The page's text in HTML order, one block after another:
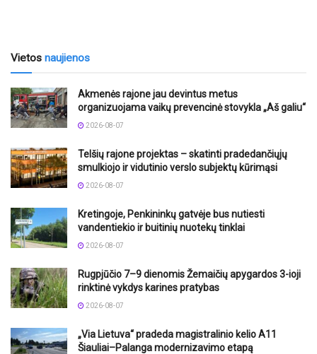
Vietos naujienos
Akmenės rajone jau devintus metus
organizuojama vaikų prevencinė stovykla „Aš galiu“
2026-08-07
Telšių rajone projektas – skatinti pradedančiųjų
smulkiojo ir vidutinio verslo subjektų kūrimąsi
2026-08-07
Kretingoje, Penkininkų gatvėje bus nutiesti
vandentiekio ir buitinių nuotekų tinklai
2026-08-07
Rugpjūčio 7–9 dienomis Žemaičių apygardos 3-ioji
rinktinė vykdys karines pratybas
2026-08-07
„Via Lietuva“ pradeda magistralinio kelio A11
Šiauliai–Palanga modernizavimo etapą